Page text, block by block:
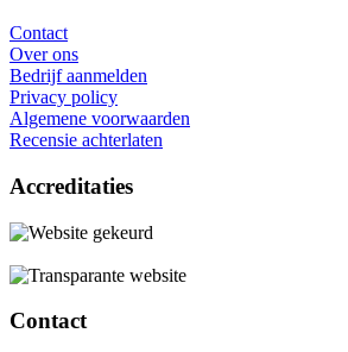
Contact
Over ons
Bedrijf aanmelden
Privacy policy
Algemene voorwaarden
Recensie achterlaten
Accreditaties
Contact